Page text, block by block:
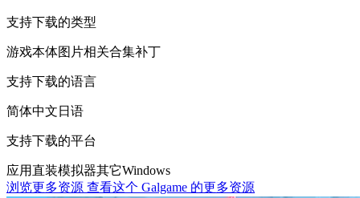
支持下载的类型
游戏本体图片相关合集补丁
支持下载的语言
简体中文 日语
支持下载的平台
应用直装模拟器其它Windows
浏览更多资源 查看这个 Galgame 的更多资源